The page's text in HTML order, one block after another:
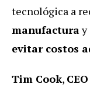
tecnológica a
manufacturay
evitar costos
Tim Cook,